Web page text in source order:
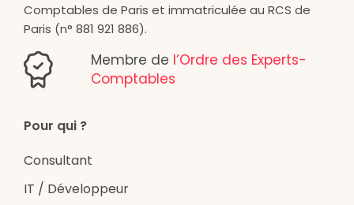
Comptables de Paris et immatriculée au RCS de
Paris (n° 881 921 886).
Membre de l’Ordre des Experts-
Comptables
Pour qui ?
Consultant
IT / Développeur